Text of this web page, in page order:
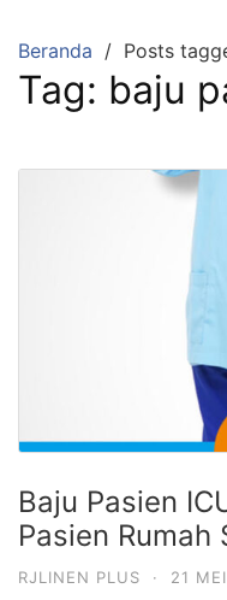
ke
konten
Beranda Posts
Tag: baju
Baju Pasien
Pasien Rumah
RJLINEN PLUS · 21